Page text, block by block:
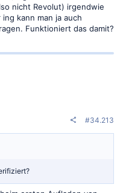
nicht Revolut) irgendwie
kann man ja auch
Funktioniert das damit?
#34.213